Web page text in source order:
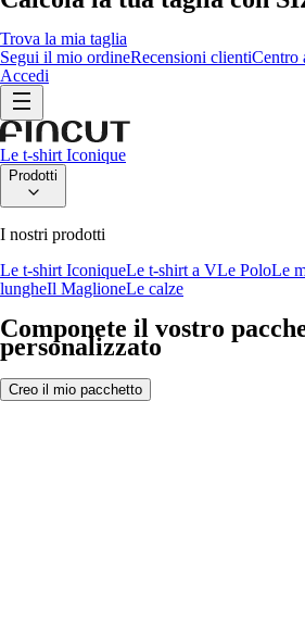
Trova la mia taglia
Segui il mio ordineRecensioni clientiCentro
Accedi
Le t-shirt Iconique
Prodotti
I nostri prodotti
Le t-shirt IconiqueLe t-shirt a VLe PoloLe
lungheIl MaglioneLe calze
Componete il vostro
personalizzato
Creo il mio pacchetto